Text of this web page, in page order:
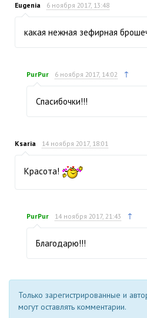
Eugenia 6 ноября 2017, 13:48
какая нежная зефирная
PurPur 6 ноября 2017, 14:02 ↑
Спасибочки!!!
Ksaria 14 ноября 2017, 18:01
Красота!
PurPur 14 ноября 2017, 21:43 ↑
Благодарю!!!
Только зарегистрированные и
могут оставлять комментарии.